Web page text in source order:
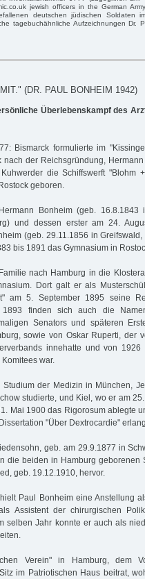
jewish officers in the German
deutschen jüdischen Soldaten
tagebuchähnliche Aufzeichnungen Dr.
(DR. PAUL BONHEIM 1942)
Überlebenskampf des
Bismarck formulierte im
nach der Reichsgründung,
die Schiffswerft "Blohm
geboren.
Bonheim (geb. 16.8.1843
und dessen erster am 24.
(geb. 29.11.1856 in
bis 1891 das Gymnasium in
nach Hamburg in die
Dort galt er als
am 5. September 1895 seine
1893 finden sich auch die
Senators und späteren
sowie von Oskar Ruperti, der
innehatte und von
war.
der Medizin in München,
studierte, und Kiel, wo er am
Mai 1900 das Rigorosum ablegte
"Über Dextrocardie"
geb. am 29.9.1877 in
die beiden in Hamburg geborenen
geb. 19.12.1910, hervor.
Paul Bonheim eine Anstellung
Assistent der chirurgischen
selben Jahr konnte er auch als
Verein" in Hamburg, dem
im Patriotischen Haus beitrat,